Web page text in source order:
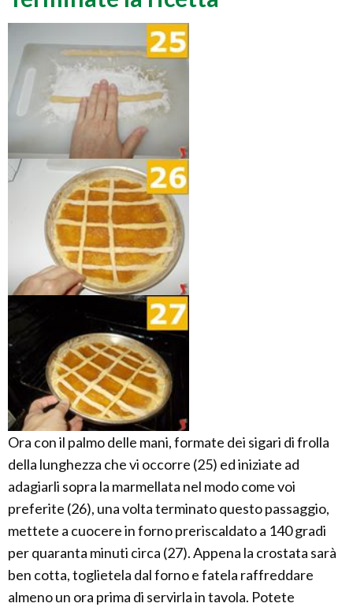
Ora con il palmo delle mani, formate dei sigari di frolla
della lunghezza che vi occorre (25) ed iniziate ad
adagiarli sopra la marmellata nel modo come voi
preferite (26), una volta terminato questo passaggio,
mettete a cuocere in forno preriscaldato a 140 gradi
per quaranta minuti circa (27). Appena la crostata sarà
ben cotta, toglietela dal forno e fatela raffreddare
almeno un ora prima di servirla in tavola. Potete